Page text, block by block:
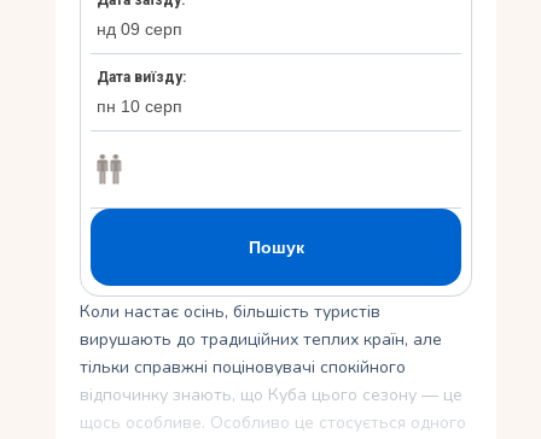
Коли настає осінь, більшість туристів
вирушають до традиційних теплих країн, але
тільки справжні поціновувачі спокійного
відпочинку знають, що Куба цього сезону — це
щось особливе. Особливо це стосується одного